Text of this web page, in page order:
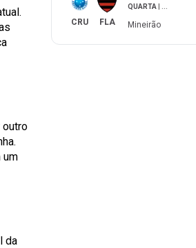
outro
um
da
CRU FLA
QUARTA
Mineirão